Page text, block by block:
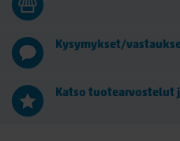
Kysymykset/
Katso tuotearvostelut